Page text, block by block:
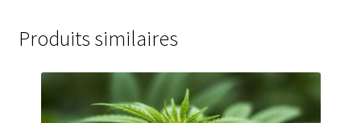
Produits similaires